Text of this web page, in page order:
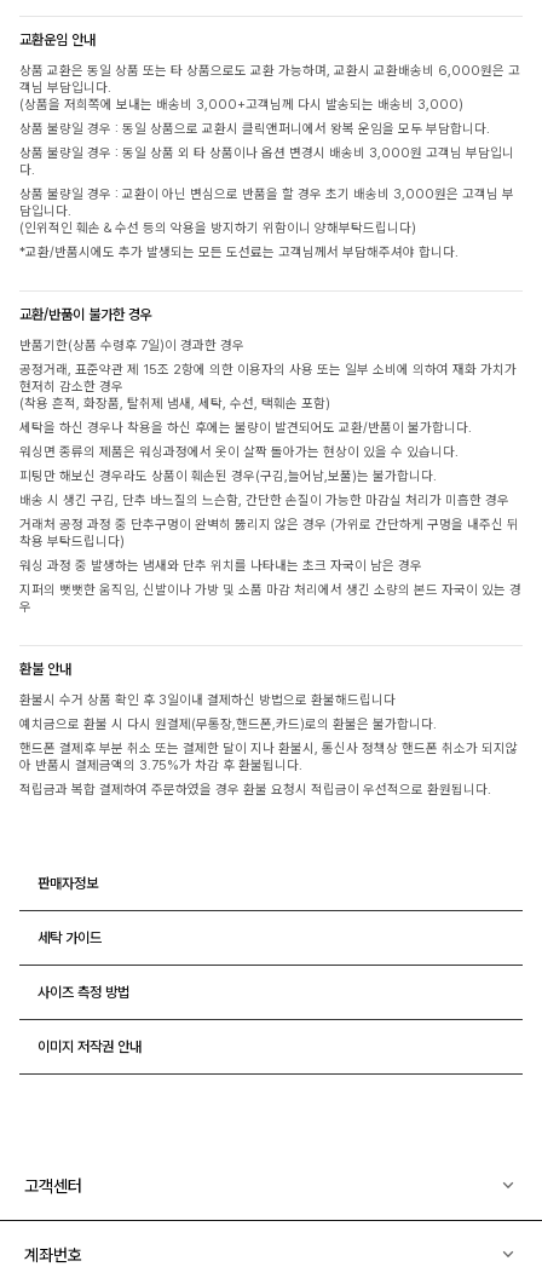
교환운임 안내
상품 교환은 동일 상품 또는 타 상품으로도 교환 가능하며, 교환시 교환배송비 6,000원은 고
객님 부담입니다.
(상품을 저희쪽에 보내는 배송비 3,000+고객님께 다시 발송되는 배송비 3,000)
상품 불량일 경우 : 동일 상품으로 교환시 클릭앤퍼니에서 왕복 운임을 모두 부담합니다.
상품 불량일 경우 : 동일 상품 외 타 상품이나 옵션 변경시 배송비 3,000원 고객님 부담입니
다.
상품 불량일 경우 : 교환이 아닌 변심으로 반품을 할 경우 초기 배송비 3,000원은 고객님 부
담입니다.
(인위적인 훼손 & 수선 등의 악용을 방지하기 위함이니 양해부탁드립니다)
*교환/반품시에도 추가 발생되는 모든 도선료는 고객님께서 부담해주셔야 합니다.
교환/반품이 불가한 경우
반품기한(상품 수령후 7일)이 경과한 경우
공정거래, 표준약관 제 15조 2항에 의한 이용자의 사용 또는 일부 소비에 의하여 재화 가치가
현저히 감소한 경우
(착용 흔적, 화장품, 탈취제 냄새, 세탁, 수선, 택훼손 포함)
세탁을 하신 경우나 착용을 하신 후에는 불량이 발견되어도 교환/반품이 불가합니다.
워싱면 종류의 제품은 워싱과정에서 옷이 살짝 돌아가는 현상이 있을 수 있습니다.
피팅만 해보신 경우라도 상품이 훼손된 경우(구김,늘어남,보풀)는 불가합니다.
배송 시 생긴 구김, 단추 바느질의 느슨함, 간단한 손질이 가능한 마감실 처리가 미흡한 경우
거래처 공정 과정 중 단추구멍이 완벽히 뚫리지 않은 경우 (가위로 간단하게 구멍을 내주신 뒤
착용 부탁드립니다)
워싱 과정 중 발생하는 냄새와 단추 위치를 나타내는 초크 자국이 남은 경우
지퍼의 뻣뻣한 움직임, 신발이나 가방 및 소품 마감 처리에서 생긴 소량의 본드 자국이 있는 경
우
환불 안내
환불시 수거 상품 확인 후 3일이내 결제하신 방법으로 환불해드립니다
예치금으로 환불 시 다시 원결제(무통장,핸드폰,카드)로의 환불은 불가합니다.
핸드폰 결제후 부분 취소 또는 결제한 달이 지나 환불시, 통신사 정책상 핸드폰 취소가 되지않
아 반품시 결제금액의 3.75%가 차감 후 환불됩니다.
적립금과 복합 결제하여 주문하였을 경우 환불 요청시 적립금이 우선적으로 환원됩니다.
판매자정보
세탁 가이드
사이즈 측정 방법
이미지 저작권 안내
고객센터
계좌번호